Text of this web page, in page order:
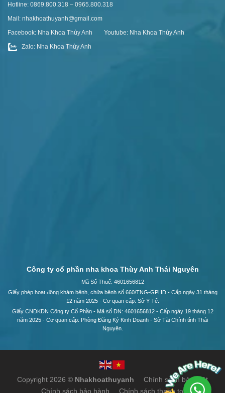
Hotline: 0869.800.318 – 0965.800.318
Mail: nhakhoathuyanh@gmail.com
Facebook: Nha Khoa Thùy Anh
Youtube: Nha Khoa Thùy Anh
Zalo: Nha Khoa Thùy Anh
Công ty cổ phần nha khoa Thùy Anh Thái Nguyên
Mã Số Thuế: 4601656812
Giấy phép hoạt động khám bệnh, chữa bệnh số 660/TNG-GPHĐ - Cấp ngày 31 tháng
12 năm 2025 - Cơ quan cấp: Sở Y Tế.
Giấy CNĐKDN Công ty Cổ Phần - Mã số DN: 4601656812 - Cấp ngày 19 tháng 12
năm 2025 - Cơ quan cấp: Phòng Đăng Ký Kinh Doanh - Sở Tài Chính tỉnh Thái
Nguyên.
Copyright 2026 © Nhakhoathuyanh
Chính sách bảo mật
Chính sách bảo hành
Chính sách thanh toán